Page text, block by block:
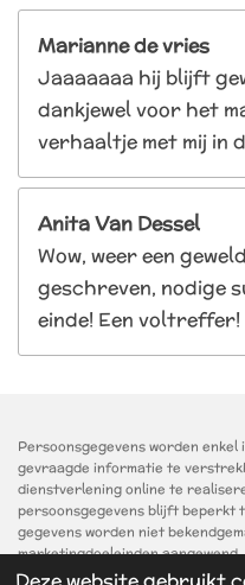
Marianne de vries
Jaaaaaaa hij blijft
dankjewel voor het
verhaaltje met mij in
Anita Van Dessel
Wow, weer een
geschreven, nodige
einde! Een voltreffer!
Persoonsgegevens worden
gevraagde informatie te
dienstverlening online te
persoonsgegevens blijft beperkt
gegevens worden niet
marketingdoeleinden
opvragen via